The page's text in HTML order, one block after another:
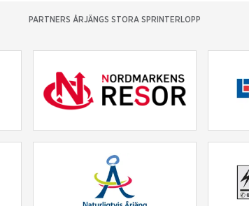
PARTNERS ÅRJÄNGS STORA SPRINTERLOPP